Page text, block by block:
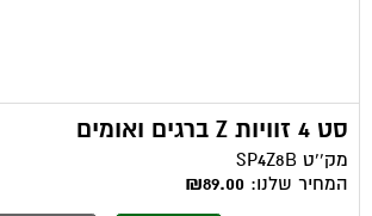
סט 4 זוויות Z ברגים ואומים
מק''ט SP4Z8B
המחיר שלנו: ₪89.00